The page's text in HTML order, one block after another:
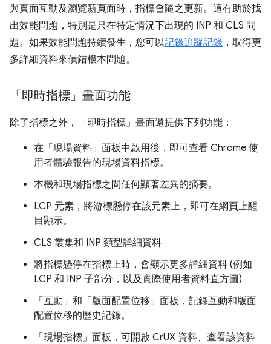
與頁面互動及瀏覽新頁面時，指標會隨之更新。這有助於找
出效能問題，特別是只在特定情況下出現的 INP 和 CLS 問
題。如果效能問題持續發生，您可以記錄追蹤記錄 ，取得更
多詳細資料來偵錯根本問題。
「即時指標」畫面功能
除了指標之外，「即時指標」 畫面還提供下列功能：
在「現場資料」 面板中啟用後，即可查看 Chrome 使
用者體驗報告的現場資料指標。
本機和現場指標之間任何顯著差異的摘要。
LCP 元素，將游標懸停在該元素上，即可在網頁上醒
目顯示。
CLS 叢集和 INP 類型詳細資料
將指標懸停在指標上時，會顯示更多詳細資料 (例如
LCP 和 INP 子部分，以及實際使用者資料直方圖)
「互動」 和「版面配置位移」 面板，記錄互動和版面
配置位移的歷史記錄。
「現場指標」 面板，可開啟 CrUX 資料、查看該資料